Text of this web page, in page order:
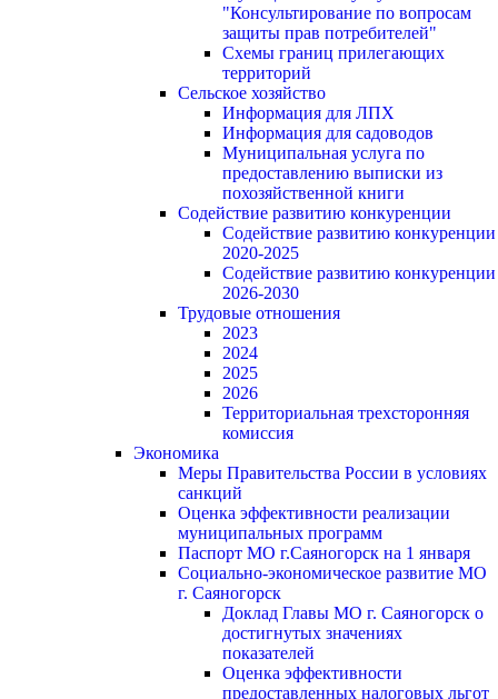
"Консультирование по вопросам
защиты прав потребителей"
Схемы границ прилегающих
территорий
Сельское хозяйство
Информация для ЛПХ
Информация для садоводов
Муниципальная услуга по
предоставлению выписки из
похозяйственной книги
Содействие развитию конкуренции
Содействие развитию конкуренции
2020-2025
Содействие развитию конкуренции
2026-2030
Трудовые отношения
2023
2024
2025
2026
Территориальная трехсторонняя
комиссия
Экономика
Меры Правительства России в условиях
санкций
Оценка эффективности реализации
муниципальных программ
Паспорт МО г.Саяногорск на 1 января
Социально-экономическое развитие МО
г. Саяногорск
Доклад Главы МО г. Саяногорск о
достигнутых значениях
показателей
Оценка эффективности
предоставленных налоговых льгот